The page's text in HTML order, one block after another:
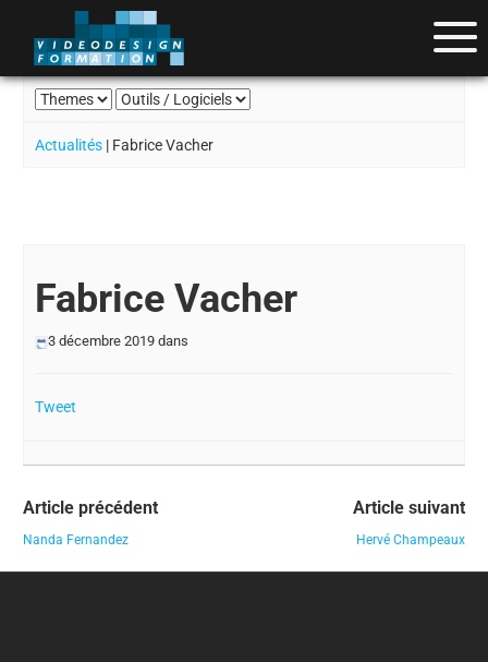
Actualités | Fabrice Vacher
Fabrice Vacher
3 décembre 2019 dans
Tweet
Article précédent
Nanda Fernandez
Article suivant
Hervé Champeaux